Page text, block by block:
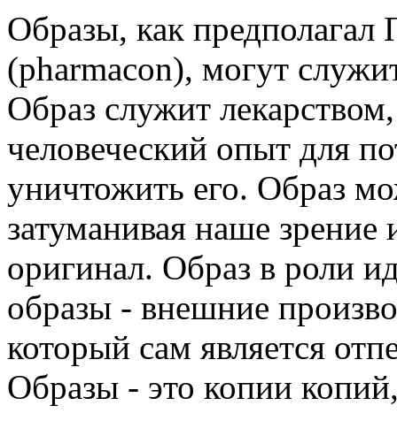
Образы, как предполагал
(pharmacon), могут
Образ служит
человеческий опыт для
уничтожить его. Образ
затуманивая наше зрение
оригинал. Образ в роли
образы - внешние
который сам является
Образы - это копии